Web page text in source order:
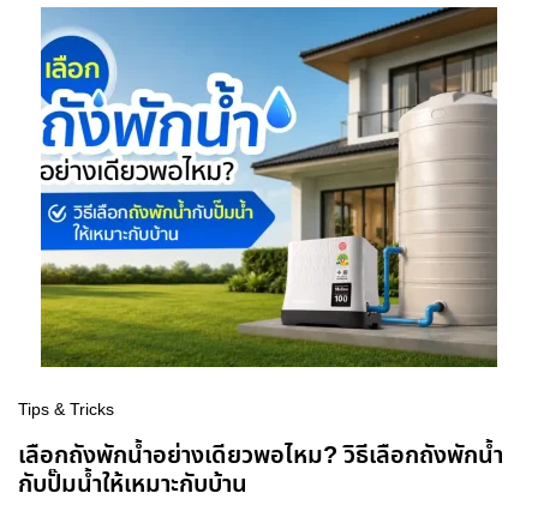
Tips & Tricks
เลือกถังพักน้ำอย่างเดียวพอไหม? วิธีเลือกถังพักน้ำ
กับปั๊มน้ำให้เหมาะกับบ้าน